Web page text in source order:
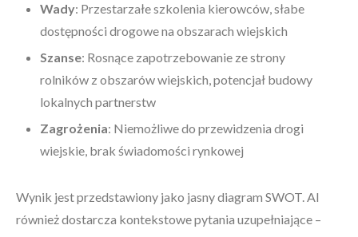
Wady: Przestarzałe szkolenia kierowców, słabe
dostępności drogowe na obszarach wiejskich
Szanse: Rosnące zapotrzebowanie ze strony
rolników z obszarów wiejskich, potencjał budowy
lokalnych partnerstw
Zagrożenia: Niemożliwe do przewidzenia drogi
wiejskie, brak świadomości rynkowej
Wynik jest przedstawiony jako jasny diagram SWOT. AI
również dostarcza kontekstowe pytania uzupełniające –